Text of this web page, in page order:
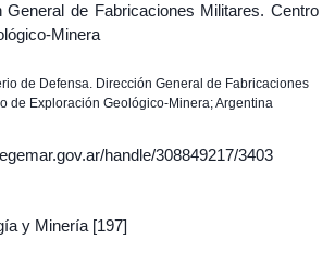
General de Fabricaciones Militares. Centro
Minera
de Defensa. Dirección General de Fabricaciones
de Exploración Geológico-Minera; Argentina
handle/308849217/3403
y Minería [197]